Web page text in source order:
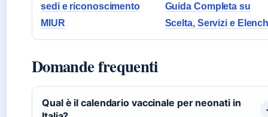
sedi e riconoscimento
MIUR
Guida Completa su
Scelta, Servizi e
Domande frequenti
Qual è il calendario vaccinale per neonati in